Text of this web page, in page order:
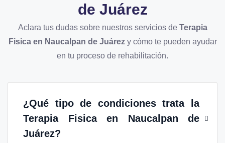
de Juárez
Aclara tus dudas sobre nuestros servicios de Terapia
Fisica en Naucalpan de Juárezy cómo te pueden ayudar
en tu proceso de rehabilitación.
¿Qué tipo de condiciones trata la
Terapia Fisica en Naucalpan de
Juárez?